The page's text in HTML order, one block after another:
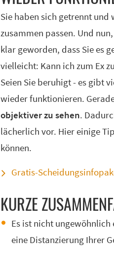
Sie haben sich getrennt
zusammen passen. Und
klar geworden, dass Sie es
vielleicht: Kann ich zum Ex
Seien Sie beruhigt - es gibt
wieder funktionieren.
objektiver zu sehen.
lächerlich vor. Hier einige
können.
Gratis-
KUR­ZE
Es ist nicht ungewöhnlich
eine Distanzierung Ihrer